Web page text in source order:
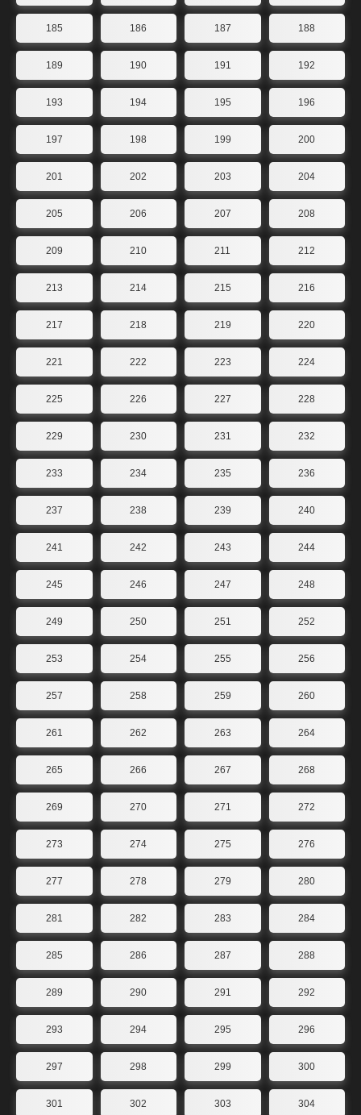
185 186 187 188
189 190 191 192
193 194 195 196
197 198 199 200
201 202 203 204
205 206 207 208
209 210 211 212
213 214 215 216
217 218 219 220
221 222 223 224
225 226 227 228
229 230 231 232
233 234 235 236
237 238 239 240
241 242 243 244
245 246 247 248
249 250 251 252
253 254 255 256
257 258 259 260
261 262 263 264
265 266 267 268
269 270 271 272
273 274 275 276
277 278 279 280
281 282 283 284
285 286 287 288
289 290 291 292
293 294 295 296
297 298 299 300
301 302 303 304